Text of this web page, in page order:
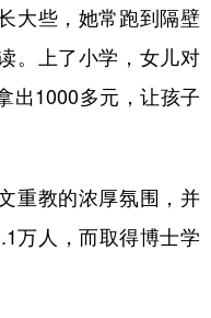
大些，她常跑到隔壁
。上了小学，女儿对
出1000多元，让孩子
教的浓厚氛围，并
万人，而取得博士学